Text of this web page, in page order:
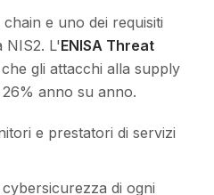
e uno dei requisiti
NIS2. L'ENISA Threat
gli attacchi alla supply
anno su anno.
e prestatori di servizi
di ogni